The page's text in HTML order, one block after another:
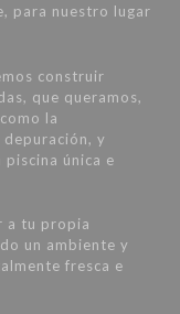
para nuestro lugar
construir
que queramos,
la
y
única e
a tu propia
un ambiente y
fresca e